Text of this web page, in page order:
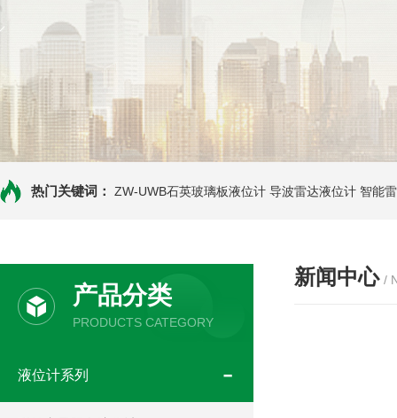
热门关键词： ZW-UWB石英玻璃板液位计 导波雷达液位计 智能
产品分类
PRODUCTS CATEGORY
液位计系列
新闻中心 /